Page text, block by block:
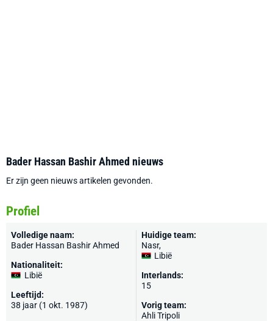
Bader Hassan Bashir Ahmed nieuws
Er zijn geen nieuws artikelen gevonden.
Profiel
Volledige naam:
Bader Hassan Bashir Ahmed
Nationaliteit:
Libië
Leeftijd:
38 jaar (1 okt. 1987)
Huidige team:
Nasr,
Libië
Interlands:
15
Vorig team:
Ahli Tripoli